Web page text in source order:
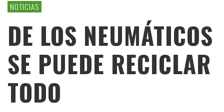
NOTICIAS
DE LOS NEUMÁTICOS
SE PUEDE RECICLAR
TODO